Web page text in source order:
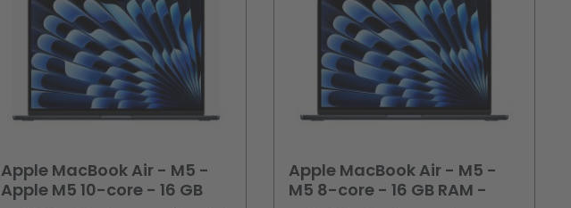
Apple MacBook Air - M5 -
Apple M5 10-core - 16 GB
Apple MacBook Air - M5 -
M5 8-core - 16 GB RAM -